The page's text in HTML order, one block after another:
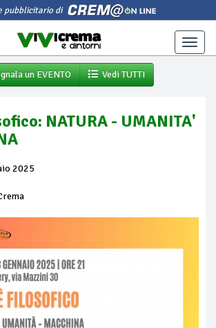
pubblicitario di
Toggle
un EVENTO
Vedi TUTTI
NATURA - UMANITA'
2025